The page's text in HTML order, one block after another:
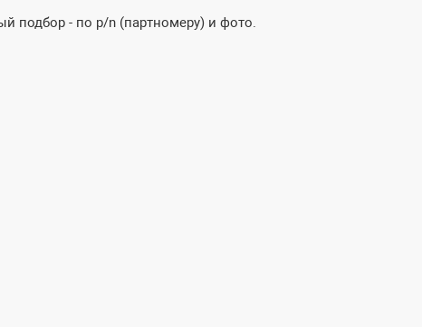
подбор - по p/n (партномеру) и фото.